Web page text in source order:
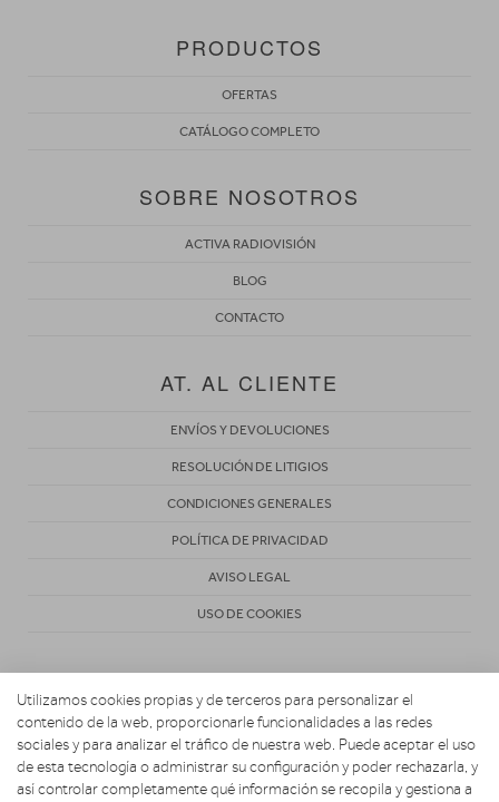
PRODUCTOS
OFERTAS
CATÁLOGO COMPLETO
SOBRE NOSOTROS
ACTIVA RADIOVISIÓN
BLOG
CONTACTO
AT. AL CLIENTE
ENVÍOS Y DEVOLUCIONES
RESOLUCIÓN DE LITIGIOS
CONDICIONES GENERALES
POLÍTICA DE PRIVACIDAD
AVISO LEGAL
USO DE COOKIES
Copyright 2026. Activa Radiovisión
Utilizamos cookies propias y de terceros para personalizar el
contenido de la web, proporcionarle funcionalidades a las redes
sociales y para analizar el tráfico de nuestra web. Puede aceptar el uso
de esta tecnología o administrar su configuración y poder rechazarla, y
así controlar completamente qué información se recopila y gestiona a